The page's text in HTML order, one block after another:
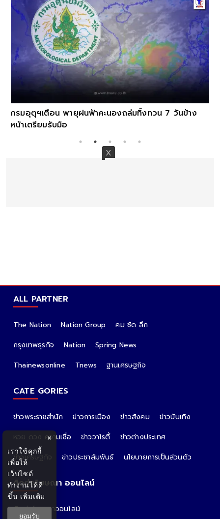
กรมอุตุฯเตือน พายุฝนฟ้าคะนองถล่มทิ้งทวน 7 วันข้าง
หน้าเตรียมรับมือ
ALL PARTNER
The Nation Nation Group
คม ชัด ลึก
กรุงเทพธุรกิจ
Nation
Spring News
Thainewsonline
Tnews ฐานเศรษฐกิจ
CATE GORIES
ข่าวพระราชสำนัก ข่าวการเมือง ข่าวสังคม
ข่าวบันเทิง
หวย ดวง ความเชื่อ
ข่าววาไรตี้
ข่าวต่างประเทศ
ข่าวเศรษฐกิจ
ข่าวประชาสัมพันธ์ นโยบายการเป็นส่วนตัว
ติดต่อโฆษณา ออนไลน์
ติดต่อโฆษณาออนไลน์
×
เราใช้คุกกี้
เพื่อให้
เว็บไซต์
ทำงานได้ดี
ขึ้น เพิ่มเติม
ยอมรับ